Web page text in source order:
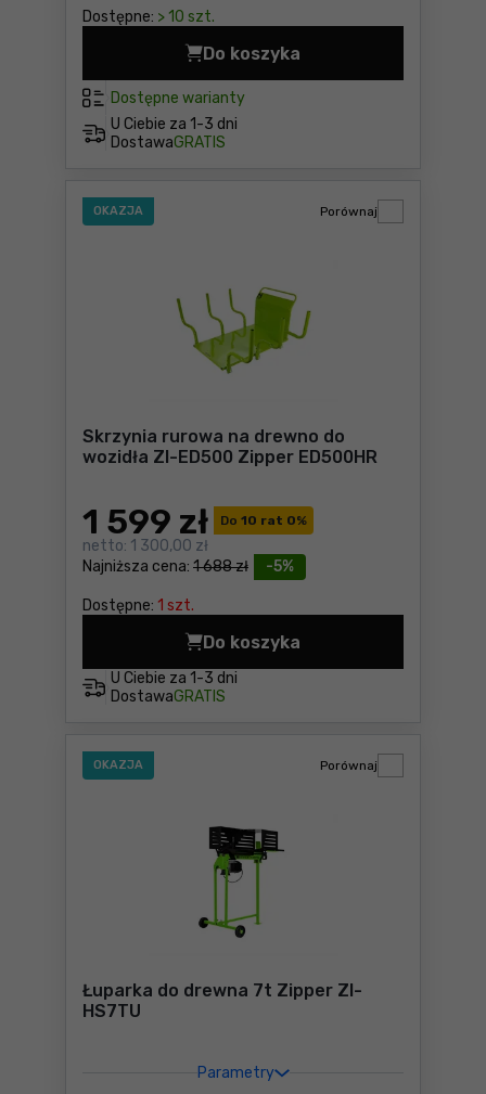
Dostępne: > 10 szt.
Dostępne warianty
U Ciebie za 1-3 dni
DostawaGRATIS
Do koszyka
Zadaszona zagroda dla
OKAZJA
Skrzynia rurowa na drewno do
wozidła ZI-ED500 Zipper ED500HR
Do 10 rat 0%
-5%
Najniższa cena: 1 688 zł
1 599 zł
netto: 1 300,00 zł
Dostępne: 1 szt.
Porównaj
U Ciebie za 1-3 dni
DostawaGRATIS
Do koszyka
Skrzynia rurowa na drewno
OKAZJA
Łuparka do drewna 7t Zipper ZI-
HS7TU
Parametry
Porównaj